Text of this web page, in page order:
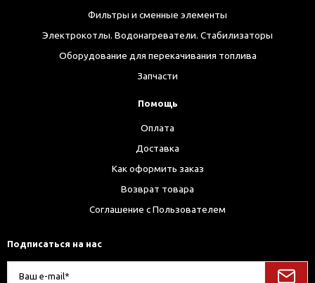
Фильтры и сменные элементы
Электрокотлы. Водонагреватели. Стабилизаторы
Оборудование для перекачивания топлива
Запчасти
Помощь
Оплата
Доставка
Как оформить заказ
Возврат товара
Соглашение с Пользователем
Подписаться на нас